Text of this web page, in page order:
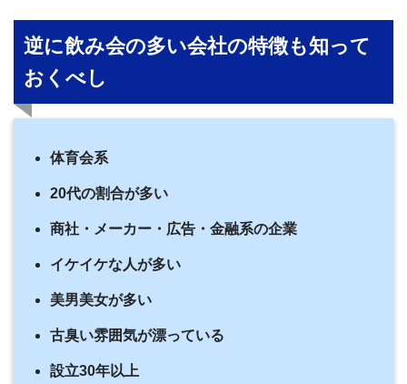
逆に飲み会の多い会社の特徴も知って
おくべし
体育会系
20代の割合が多い
商社・メーカー・広告・金融系の企業
イケイケな人が多い
美男美女が多い
古臭い雰囲気が漂っている
設立30年以上